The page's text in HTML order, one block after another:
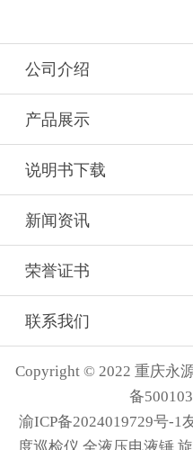
公司介绍
产品展示
说明书下载
新闻资讯
荣誉证书
联系我们
Copyright © 2022 重庆永
备
渝ICP备2024019729号-1